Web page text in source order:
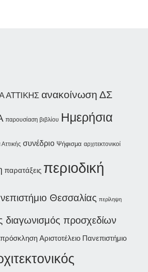
ΑΤΤΙΚΗΣ ανακοίνωση ΔΣ
παρουσίαση βιβλίου Ημερήσια
συνέδριο Ψήφισμα αρχιτεκτονικοί
παρατάξεις περιοδική
Θεσσαλίας περίληψη
διαγωνισμός προσχεδίων
πρόσκληση Αριστοτέλειο Πανεπιστήμιο